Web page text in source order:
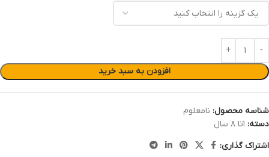
افزودن به سبد خرید
شناسه محصول: نامعلوم
دسته: ۱تا ۸ سال
اشتراک گذاری: